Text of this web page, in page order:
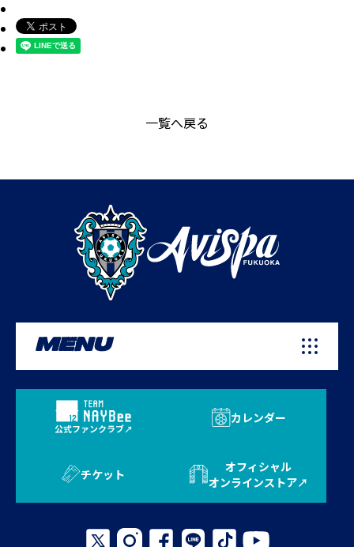
一覧へ戻る
MENU
公式ファンクラブ
カレンダー
チケット
オフィシャル
オンラインストア